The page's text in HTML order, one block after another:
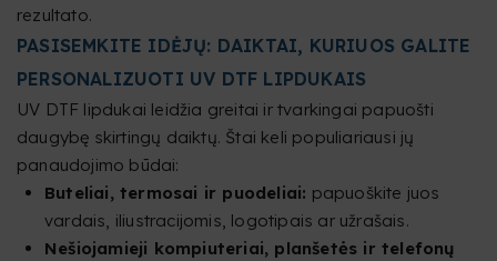
rezultato.
PASISEMKITE IDĖJŲ: DAIKTAI, KURIUOS GALITE
PERSONALIZUOTI UV DTF LIPDUKAIS
UV DTF lipdukai leidžia greitai ir tvarkingai papuošti
daugybę skirtingų daiktų. Štai keli populiariausi jų
panaudojimo būdai:
Buteliai, termosai ir puodeliai: papuoškite juos
vardais, iliustracijomis, logotipais ar užrašais.
Nešiojamieji kompiuteriai, planšetės ir telefonų